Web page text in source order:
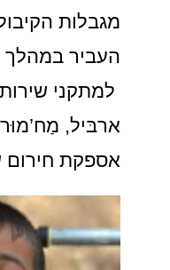
העביר במהלך
למתקני
ארבּיל,
אספקת חירום